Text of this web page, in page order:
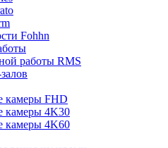
Fohhn
работы RMS
камеры FHD
камеры 4K30
камеры 4K60